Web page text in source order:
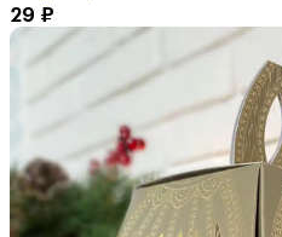
29 ₽